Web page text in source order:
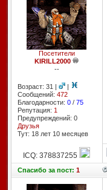
Посетители
KIRILL2000
--
Возраст: 31 |
|
Сообщений: 472
Благодарности: 0/ 75
Репутация: 1
Предупреждений: 0
Друзья
Тут: 18 лет 10 месяцев
ICQ: 378837255
Спасибоза пост: 1